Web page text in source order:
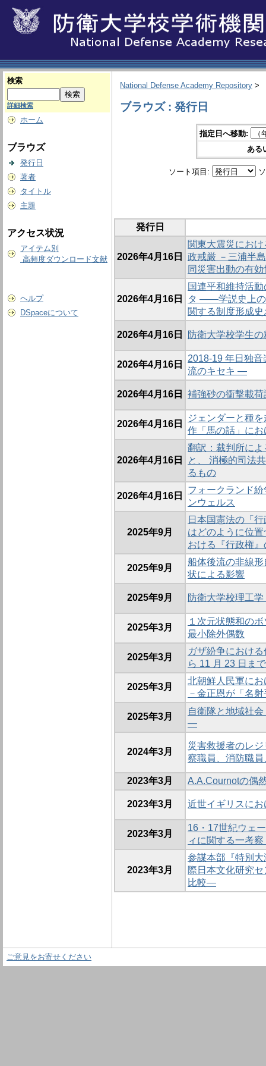
検索
詳細検索
ホーム
ブラウズ
発行日
著者
タイトル
主題
アクセス状況
アイテム別
高頻度ダウンロード文献
ヘルプ
DSpaceについて
National Defense Academy Repository >
ブラウズ : 発行日
指定日へ移動:
ある
ソート項目:
発行日
2026年4月16日
関東大震災にお
政戒厳 －三浦半
同災害出動の有
2026年4月16日
国連平和維持活
タ ――学説史上の
関する制度形成
2026年4月16日 防衛大学校学生
2026年4月16日
2018-19 年日独
流のキセキ ―
2026年4月16日 補強砂の衝撃載
2026年4月16日
ジェンダーと種
作「馬の話」に
2026年4月16日
翻訳：裁判所に
と、 消極的司法
るもの
2026年4月16日
フォークランド
ンウェルス
2025年9月
日本国憲法の「
はどのように位
おける『行政権
2025年9月
船体後流の非線
状による影響
2025年9月 防衛大学校理工
2025年3月
１次元状態和の
最小除外偶数
2025年3月
ガザ紛争におけ
ら 11 月 23 日ま
2025年3月
北朝鮮人民軍に
－金正恩が「名
2025年3月
自衛隊と地域社
―
2024年3月
災害救援者のレ
察職員、消防職
2023年3月 A.A.Cournotの偶
2023年3月 近世イギリスに
2023年3月
16・17世紀ウェ
ィに関する一考
2023年3月
参謀本部『特別
際日本文化研究
比較—
ご意見をお寄せください